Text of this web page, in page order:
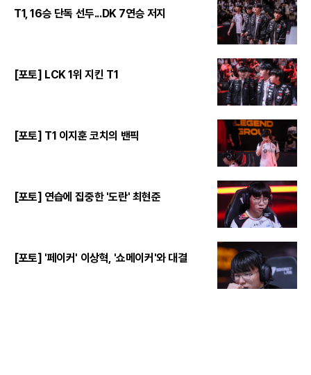
T1, 16승 단독 선두...DK 7연승 저지
[포토] LCK 1위 지킨 T1
[포토] T1 이지훈 코치의 밴픽
[포토] 연습에 집중한 '도란' 최현준
[포토] '페이커' 이상혁, '쇼메이커'와 대결